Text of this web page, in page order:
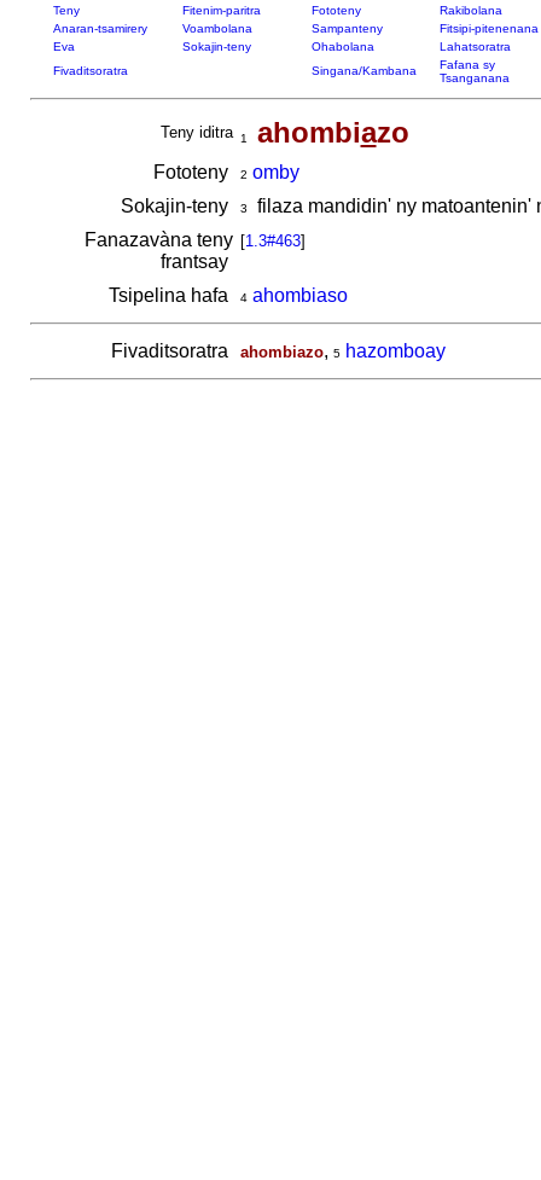
Teny Fitenim-paritra Fototeny
Rakibolana
Anaran-tsamirery
Voambolana Sampanteny
Fitsipi-pitenenana
Eva
Sokajin-teny Ohabolana
Lahatsoratra
Fivaditsoratra
Singana/Kambana
Fafana sy
Tsanganana
Teny iditra 1 ahombiazo
Fototeny 2 omby
Sokajin-teny
3
filaza mandidin' ny matoantenin'
Fanazavàna teny
frantsay
[1.3#463]
Tsipelina hafa 4 ahombiaso
Fivaditsoratra ahombiazo, 5 hazomboay